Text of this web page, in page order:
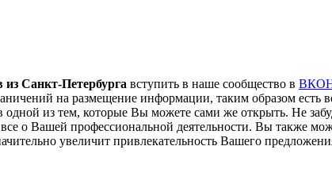
из Санкт-Петербурга вступить в наше сообщество в
на размещение информации, таким образом есть
из тем, которые Вы можете сами же открыть. Не
все о Вашей профессиональной деятельности. Вы также
увеличит привлекательность Вашего